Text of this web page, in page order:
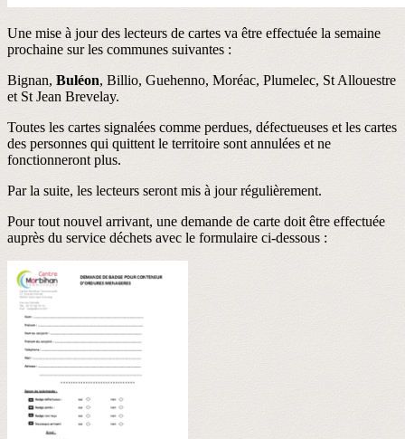
Une mise à jour des lecteurs de cartes va être effectuée la semaine
prochaine sur les communes suivantes :
Bignan, Buléon, Billio, Guehenno, Moréac, Plumelec, St Allouestre
et St Jean Brevelay.
Toutes les cartes signalées comme perdues, défectueuses et les cartes
des personnes qui quittent le territoire sont annulées et ne
fonctionneront plus.
Par la suite, les lecteurs seront mis à jour régulièrement.
Pour tout nouvel arrivant, une demande de carte doit être effectuée
auprès du service déchets avec le formulaire ci-dessous :